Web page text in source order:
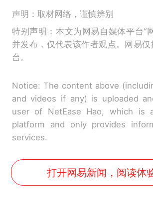
声明：取材网络，谨慎辨别
特别声明：本文为网易自媒体平台“
并发布，仅代表该作者观点。网易
台。
Notice: The content above
and videos if any) is uploaded
user of NetEase Hao, which is
platform and only provides
services.
打开网易新闻，阅读体